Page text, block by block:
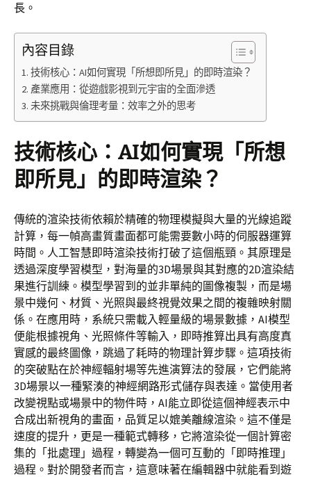
長。
內容目錄
技術核心：AI如何實現「所想即所見」的即時渲染？
產業應用：從遊戲影視到元宇宙的全面滲透
未來挑戰與倫理考量：效率之外的思考
技術核心：AI如何實現「所想
即所見」的即時渲染？
傳統的渲染技術依賴於精確的物理模擬與大量的光線追蹤
計算，每一幀高畫質畫面都可能需要數小時的伺服器運算
時間。人工智慧即時渲染技術打破了這個瓶頸。其原理是
透過深度學習模型，對海量的3D場景與其對應的2D渲染結
果進行訓練。模型學習到的並非單純的圖像複製，而是場
景中幾何、材質、光照與最終視覺效果之間的複雜映射關
係。在應用時，系統只需載入輕量級的場景數據，AI模型
便能根據視角、光照條件等輸入，即時推算出具有高度真
實感的最終圖像，跳過了耗時的物理計算步驟。這項技術
的突破點在於神經輻射場等先進演算法的發展，它們能將
3D場景以一種緊湊的神經網路形式儲存與表達。當使用者
改變視點或場景中的物件時，AI能立即從這個神經表示中
合成出新視角的畫面，品質足以媲美離線渲染。這不僅是
速度的提升，更是一種範式轉移，它將渲染從一個計算密
集的「批處理」過程，轉變為一個可互動的「即時推理」
過程。對於開發者而言，這意味著在編輯器中就能看到遊